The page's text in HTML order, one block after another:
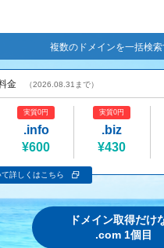
以下でもロ
Google Yahoo!
※AmazonはValue
以下でも
Google Yahoo!
※AmazonはValue Domain
複数のドメインを一括検索
金 （2026.08.31まで）
実質0円
.info
¥600
実質0円
.biz
¥430
詳しくはこちら
ドメイン取得だけ
.com 1個目